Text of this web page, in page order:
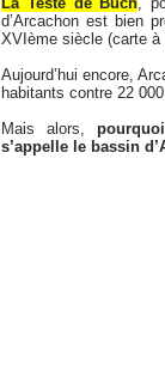
d’Arcachon est bien
XVIème siècle (carte à
Aujourd’hui encore,
habitants contre 22
Mais alors,
s’appelle le bassin